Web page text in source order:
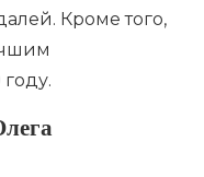
Кроме того,